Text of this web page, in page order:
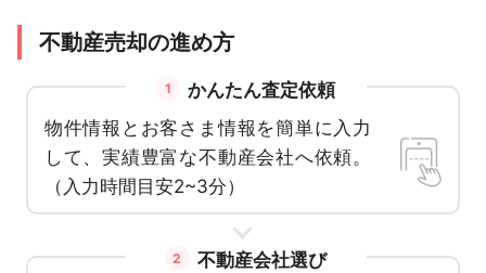
不動産売却の進め方
1
かんたん査定依頼
物件情報とお客さま情報を簡単に入力
して、実績豊富な不動産会社へ依頼。
（入力時間目安2~3分）
2
不動産会社選び